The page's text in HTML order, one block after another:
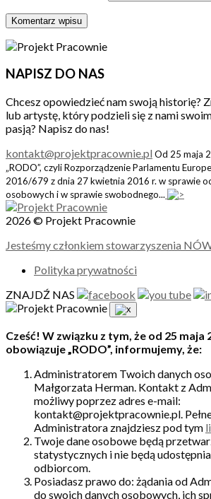
NAPISZ DO NAS
Chcesz opowiedzieć nam swoją historię?
lub artystę, który podzieli się z nami
pasją? Napisz do nas!
kontakt@projektpracownie.pl Od 25 maja
„RODO”, czyli Rozporządzenie Parlamentu
2016/679 z dnia 27 kwietnia 2016 r. w sprawie
osobowych i w sprawie swobodnego...
2026 © Projekt Pracownie
Jesteśmy członkiem stowarzyszenia
Polityka prywatności
ZNAJDŹ NAS
Cześć! W związku z tym, że od 25 maja
obowiązuje „RODO”, informujemy, że:
Administratorem Twoich danych
Małgorzata Herman. Kontakt z
możliwy poprzez adres e-mail:
kontakt@projektpracownie.pl.
Administratora znajdziesz pod tym
Twoje dane osobowe będą
statystycznych i nie będą
odbiorcom.
Posiadasz prawo do: żądania od
do swoich danych osobowych, ich